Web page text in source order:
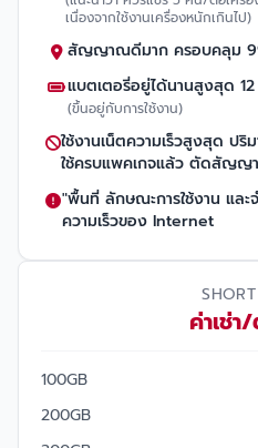
เนื่องจากใช้งานเครื่องหนักเกินไป)
สัญญาณดีมาก ครอบคลุม
แบตเตอรี่อยู่ได้นานสูงสุด
(ขึ้นอยู่กับการใช้งาน)
ใช้งานเน็ตความเร็วสูงสุด ป
ใช้ครบแพคเกจแล้ว ตัดสัญ
"พื้นที่ ลักษณะการใช้งาน แล
ความเร็วของ Internet
ค่าเช่
100GB
200GB